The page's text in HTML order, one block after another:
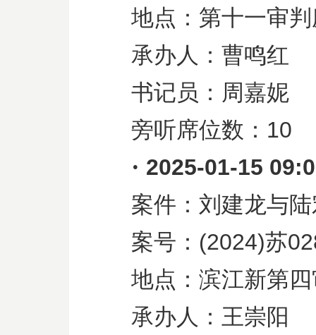
地点：第十一审
承办人：曹鸣红
书记员：周嘉妮
旁听席位数： 10
· 2025-01-15
案件：刘建龙与
案号： (2024)苏
地点：滨江新第
承办人：王崇阳